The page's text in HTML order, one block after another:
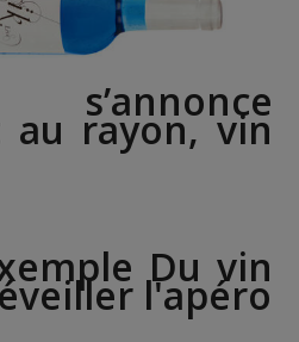
au rayon, vin
Du vin
l'apéro